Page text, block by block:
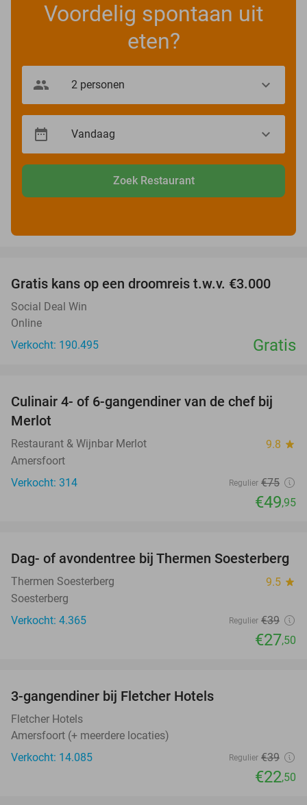
Voordelig spontaan uit
eten?
Zoek Restaurant
Gratis kans op een droomreis t.w.v. €3.000
Social Deal Win
Online
Verkocht: 190.495
Gratis
33%
Culinair 4- of 6-gangendiner van de chef bij
Merlot
Restaurant & Wijnbar Merlot 9.8 star
Amersfoort
Verkocht: 314
Regulier €75
€49,95
29%
Dag- of avondentree bij Thermen Soesterberg
Thermen Soesterberg 9.5 star
Soesterberg
Verkocht: 4.365
Regulier €39
€27,50
3-gangendiner bij Fletcher Hotels
Fletcher Hotels
Amersfoort (+ meerdere locaties)
Verkocht: 14.085
Regulier €39
€22,50